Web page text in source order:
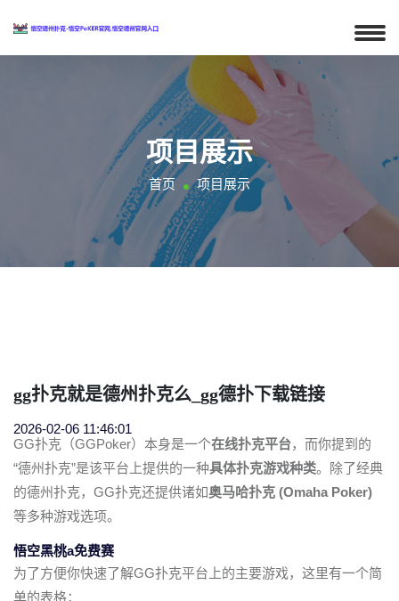
项目展示
首页 项目展示
gg扑克就是德州扑克么_gg德扑下载链接
2026-02-06 11:46:01
GG扑克（GGPoker）本身是一个在线扑克平台，而你提到的
“德州扑克”是该平台上提供的一种具体扑克游戏种类。除了经典
的德州扑克，GG扑克还提供诸如奥马哈扑克 (Omaha Poker)
等多种游戏选项。
悟空黑桃a免费赛
为了方便你快速了解GG扑克平台上的主要游戏，这里有一个简
单的表格：